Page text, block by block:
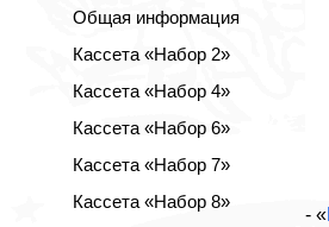
Общая информация
Кассета «Набор 2»
Кассета «Набор 4»
Кассета «Набор 6»
Кассета «Набор 7»
Кассета «Набор 8»
- «